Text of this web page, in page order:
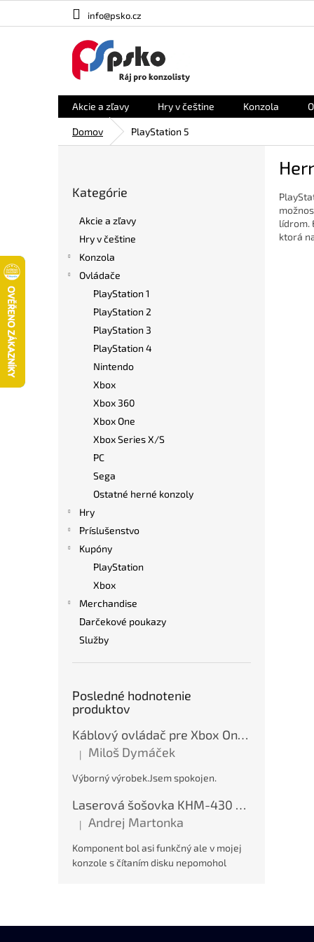
info@psko.cz
Akcie a zľavy Hry v češtine Konzola
Domov PlayStation 5
kategórie
Kategórie
Akcie a zľavy
Hry v češtine
Konzola
Ovládače
PlayStation 1
PlayStation 2
PlayStation 3
PlayStation 4
Nintendo
Xbox
Xbox 360
Xbox One
Xbox Series X/S
PC
Sega
Ostatné herné konzoly
Hry
Príslušenstvo
Kupóny
PlayStation
Xbox
Merchandise
Darčekové poukazy
Služby
Posledné hodnotenie
produktov
Káblový ovládač pre Xbox One / Xbox Series X/S / PC - Modrý, var. A, nový
Hodnotenie produktu je 5 z 5 hviezdičiek.
| Miloš Dymáček
Výborný výrobek.Jsem spokojen.
Laserová šošovka KHM-430 pre PS2, nová
Hodnotenie produktu je 5 z 5 hviezdičiek.
| Andrej Martonka
Komponent bol asi funkčný ale v mojej
konzole s čítaním disku nepomohol
lídrom.
ktorá